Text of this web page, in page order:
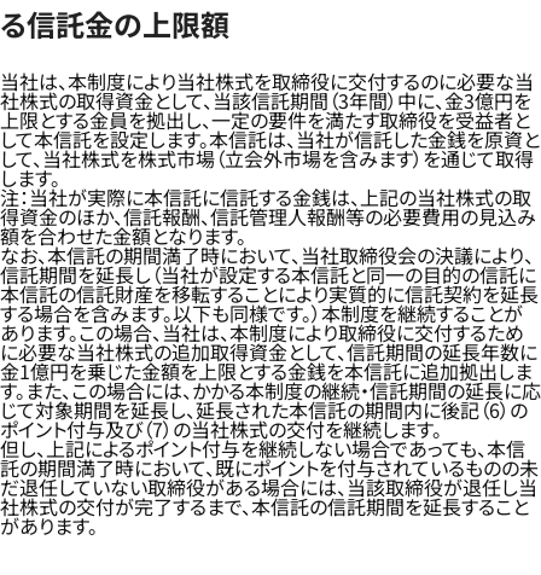
る信託金の上限額
当社は、本制度により当社株式を取締役に交付するのに必要な当
社株式の取得資金として、当該信託期間（3年間）中に、金3億円を
上限とする金員を拠出し、一定の要件を満たす取締役を受益者と
して本信託を設定します。本信託は、当社が信託した金銭を原資と
して、当社株式を株式市場（立会外市場を含みます）を通じて取得
します。
注：当社が実際に本信託に信託する金銭は、上記の当社株式の取
得資金のほか、信託報酬、信託管理人報酬等の必要費用の見込み
額を合わせた金額となります。
なお、本信託の期間満了時において、当社取締役会の決議により、
信託期間を延長し（当社が設定する本信託と同一の目的の信託に
本信託の信託財産を移転することにより実質的に信託契約を延長
する場合を含みます。以下も同様です。）本制度を継続することが
あります。この場合、当社は、本制度により取締役に交付するため
に必要な当社株式の追加取得資金として、信託期間の延長年数に
金1億円を乗じた金額を上限とする金銭を本信託に追加拠出しま
す。また、この場合には、かかる本制度の継続・信託期間の延長に応
じて対象期間を延長し、延長された本信託の期間内に後記（6）の
ポイント付与及び（7）の当社株式の交付を継続します。
但し、上記によるポイント付与を継続しない場合であっても、本信
託の期間満了時において、既にポイントを付与されているものの未
だ退任していない取締役がある場合には、当該取締役が退任し当
社株式の交付が完了するまで、本信託の信託期間を延長すること
があります。